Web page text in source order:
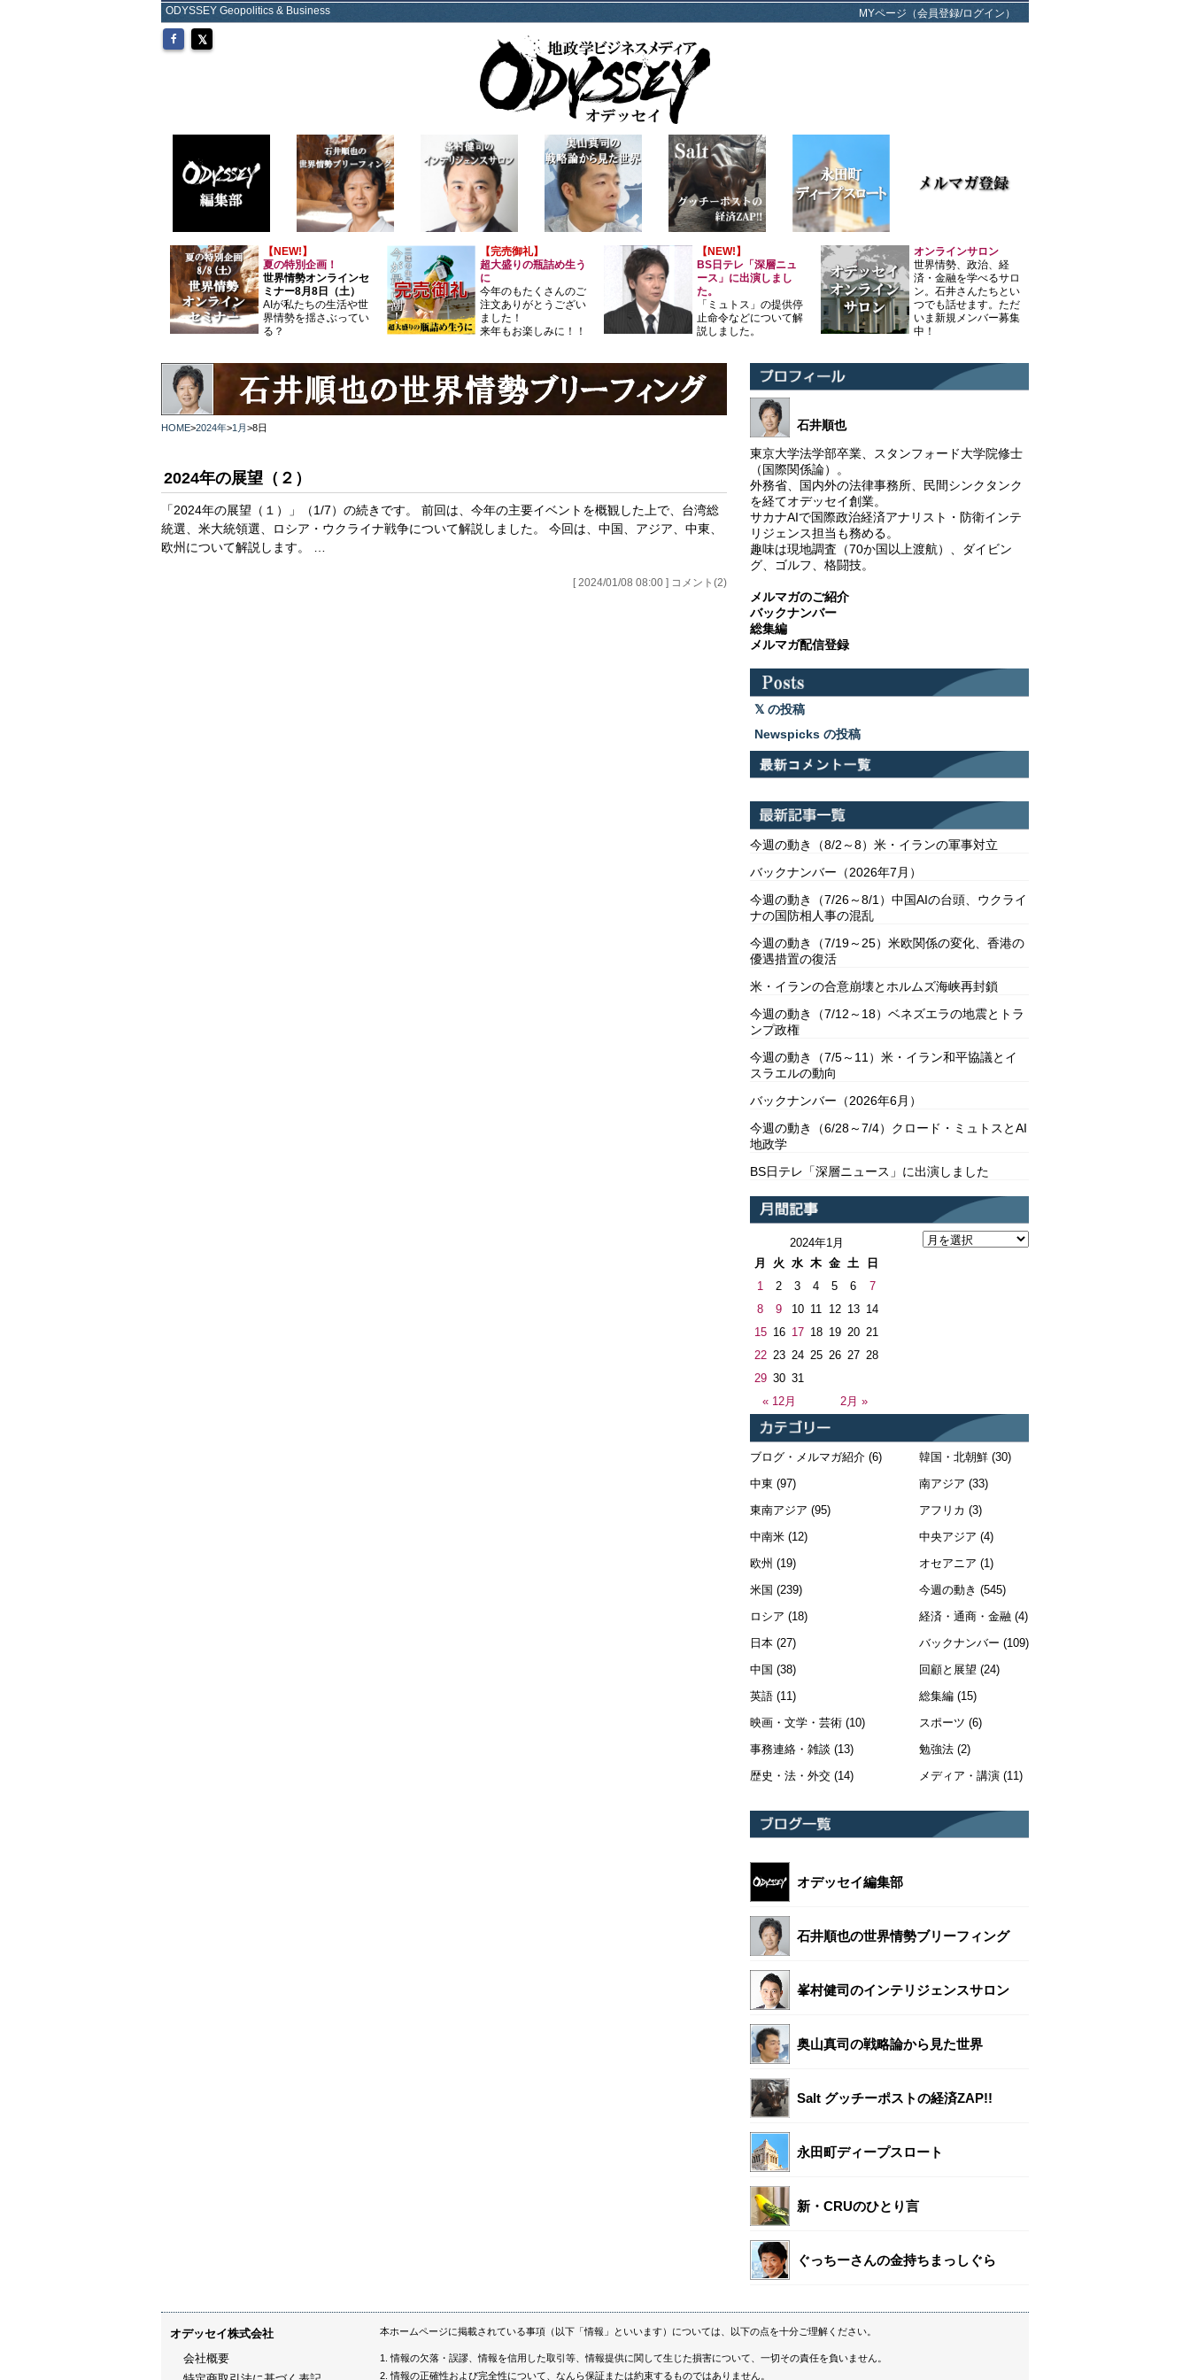
ODYSSEY Geopolitics & Business MYページ（会員登録/ログイン）
【NEW!】
夏の特別企画！
世界情勢オンラインセ
ミナー8月8日（土）
AIが私たちの生活や世
界情勢を揺さぶってい
る？
【完売御礼】
超大盛りの瓶詰め生う
に
今年のもたくさんのご
注文ありがとうござい
ました！
来年もお楽しみに！！
【NEW!】
BS日テレ「深層ニュ
ース」に出演しまし
た。
「ミュトス」の提供停
止命令などについて解
説しました。
オンラインサロン
世界情勢、政治、経
済・金融を学べるサロ
ン。石井さんたちとい
つでも話せます。ただ
いま新規メンバー募集
中！
HOME>2024年>1月 >8日
2024年の展望（２）
「2024年の展望（１）」（1/7）の続きです。 前回は、今年の主要イベントを概観した上で、台湾総
統選、米大統領選、ロシア・ウクライナ戦争について解説しました。 今回は、中国、アジア、中東、
欧州について解説します。 …
[ 2024/01/08 08:00 ] コメント(2)
石井順也
東京大学法学部卒業、スタンフォード大学院修士
（国際関係論）。
外務省、国内外の法律事務所、民間シンクタンク
を経てオデッセイ創業。
サカナAIで国際政治経済アナリスト・防衛インテ
リジェンス担当も務める。
趣味は現地調査（70か国以上渡航）、ダイビン
グ、ゴルフ、格闘技。
メルマガのご紹介
バックナンバー
総集編
メルマガ配信登録
の投稿
Newspicks の投稿
今週の動き（8/2～8）米・イランの軍事対立
バックナンバー（2026年7月）
今週の動き（7/26～8/1）中国AIの台頭、ウクライ
ナの国防相人事の混乱
今週の動き（7/19～25）米欧関係の変化、香港の
優遇措置の復活
米・イランの合意崩壊とホルムズ海峡再封鎖
今週の動き（7/12～18）ベネズエラの地震とトラ
ンプ政権
今週の動き（7/5～11）米・イラン和平協議とイ
スラエルの動向
バックナンバー（2026年6月）
今週の動き（6/28～7/4）クロード・ミュトスとAI
地政学
BS日テレ「深層ニュース」に出演しました
2024年1月
月
火 水 木 金 土 日
« 12月 2月 »
1 2 3 4 5 6
7
8
9 10 11 12 13 14
15 16 17 18 19 20 21
22 23 24 25 26 27 28
29 30 31
ブログ・メルマガ紹介 (6)
中東 (97)
東南アジア (95)
中南米 (12)
欧州 (19)
米国 (239)
ロシア (18)
日本 (27)
中国 (38)
英語 (11)
映画・文学・芸術 (10)
事務連絡・雑談 (13)
歴史・法・外交 (14)
韓国・北朝鮮(30)
南アジア (33)
アフリカ (3)
中央アジア (4)
オセアニア (1)
今週の動き (545)
経済・通商・金融 (4)
バックナンバー (109)
回顧と展望 (24)
総集編(15)
スポーツ (6)
勉強法(2)
メディア・講演(11)
オデッセイ編集部
石井順也の世界情勢ブリーフィング
峯村健司のインテリジェンスサロン
奥山真司の戦略論から見た世界
Salt グッチーポストの経済ZAP!!
永田町ディープスロート
新・CRUのひとり言
ぐっちーさんの金持ちまっしぐら
オデッセイ株式会社
会社概要
本ホームページに掲載されている事項（以下「情報」といいます）については、以下の点を十分ご理解ください。
情報の欠落・誤謬、情報を信用した取引等、情報提供に関して生じた損害について、一切その責任を負いません。
情報の正確性および完全性について、なんら保証または約束するものではありません。